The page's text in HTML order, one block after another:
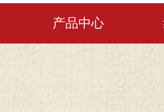
产品中心